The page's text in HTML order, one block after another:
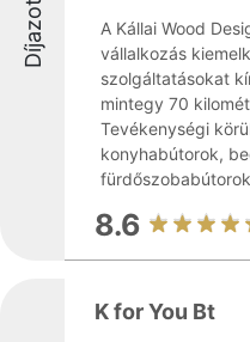
A Kállai Wood
vállalkozás
szolgáltatásokat
mintegy 70
Tevékenységi
konyhabútorok,
8.6
K for You Bt